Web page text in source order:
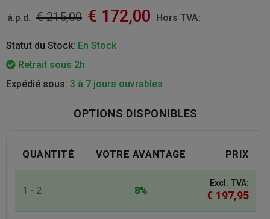
à.p.d. €215,00 € 172,00 Hors TVA:
Statut du Stock: En Stock
Retrait sous 2h
Expédié sous: 3 à 7 jours ouvrables
OPTIONS DISPONIBLES
QUANTITÉ VOTRE AVANTAGE PRIX
1 - 2 8%
Excl. TVA:
€ 197,95